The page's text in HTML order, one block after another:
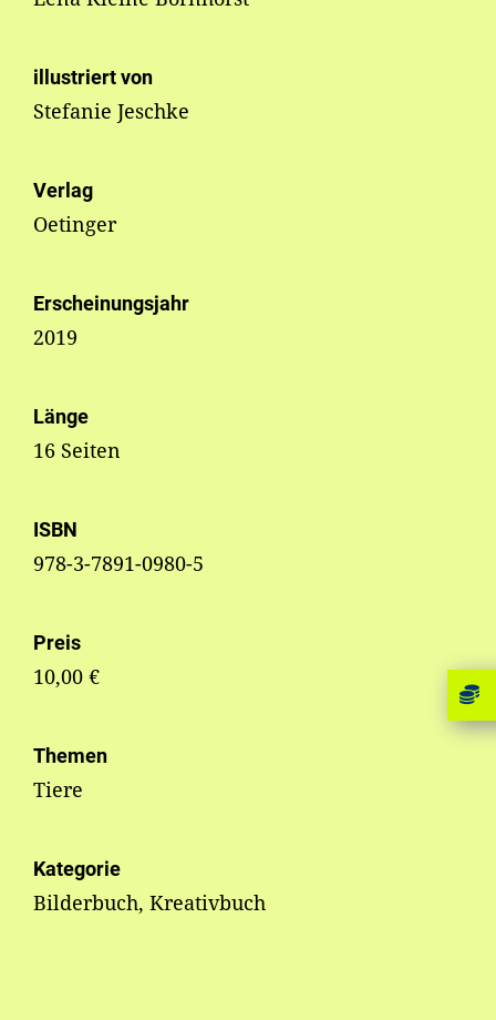
illustriert von
Stefanie Jeschke
Verlag
Oetinger
Erscheinungsjahr
2019
Länge
16 Seiten
ISBN
978-3-7891-0980-5
Preis
10,00 €
Themen
Tiere
Kategorie
Bilderbuch, Kreativbuch